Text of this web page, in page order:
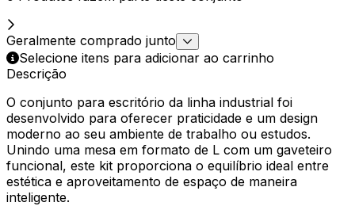
Geralmente comprado junto
Selecione itens para adicionar ao carrinho
Descrição
O conjunto para escritório da linha industrial foi
desenvolvido para oferecer praticidade e um design
moderno ao seu ambiente de trabalho ou estudos.
Unindo uma mesa em formato de L com um gaveteiro
funcional, este kit proporciona o equilíbrio ideal entre
estética e aproveitamento de espaço de maneira
inteligente.